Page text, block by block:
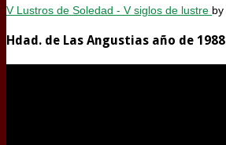
V Lustros de Soledad - V siglos de lustre by
Hdad. de Las Angustias año de 1988